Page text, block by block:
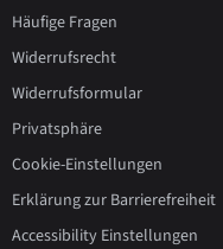
Häufige Fragen
Widerrufsrecht
Widerrufsformular
Privatsphäre
Cookie-Einstellungen
Erklärung zur Barrierefreiheit
Accessibility Einstellungen